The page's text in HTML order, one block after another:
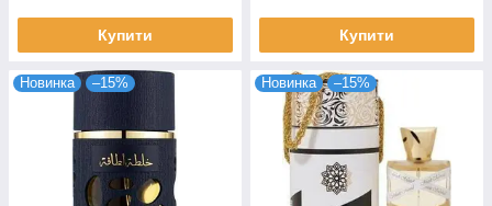
Купити Купити
Новинка –15% Новинка –15%